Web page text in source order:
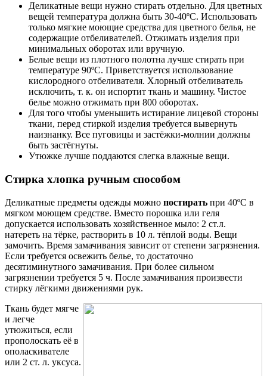
Деликатные вещи нужно стирать отдельно. Для цветных
вещей температура должна быть 30-40ºС. Использовать
только мягкие моющие средства для цветного белья, не
содержащие отбеливателей. Отжимать изделия при
минимальных оборотах или вручную.
Белые вещи из плотного полотна лучше стирать при
температуре 90ºС. Приветствуется использование
кислородного отбеливателя. Хлорный отбеливатель
исключить, т. к. он испортит ткань и машину. Чистое
белье можно отжимать при 800 оборотах.
Для того чтобы уменьшить истирание лицевой стороны
ткани, перед стиркой изделия требуется вывернуть
наизнанку. Все пуговицы и застёжки-молнии должны
быть застёгнуты.
Утюжке лучше поддаются слегка влажные вещи.
Стирка хлопка ручным способом
Деликатные предметы одежды можно постирать при 40ºС в
мягком моющем средстве. Вместо порошка или геля
допускается использовать хозяйственное мыло: 2 ст.л.
натереть на тёрке, растворить в 10 л. тёплой воды. Вещи
замочить. Время замачивания зависит от степени загрязнения.
Если требуется освежить белье, то достаточно
десятиминутного замачивания. При более сильном
загрязнении требуется 5 ч. После замачивания произвести
стирку лёгкими движениями рук.
Ткань будет мягче
и легче
утюжиться, если
прополоскать её в
ополаскивателе
или 2 ст. л. уксуса.